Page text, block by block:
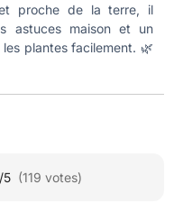
et proche de la terre, il
astuces maison et un
plantes facilement. 🌿
/5 (119 votes)